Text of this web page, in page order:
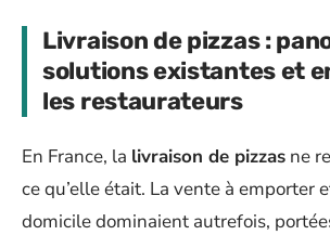
Livraison de pizzas :
solutions existantes et
les restaurateurs
En France, la livraison de pizzas ne
ce qu’elle était. La vente à emporter
domicile dominaient autrefois,